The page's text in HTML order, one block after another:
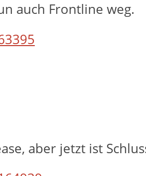
auch Frontline weg.
aber jetzt ist